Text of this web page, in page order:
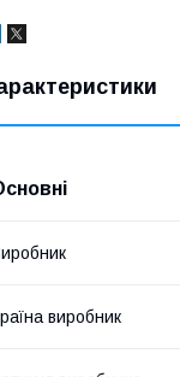
виробник